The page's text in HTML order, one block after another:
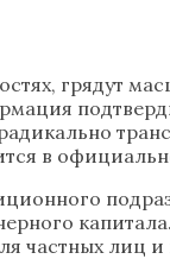
грядут
в
частных лиц